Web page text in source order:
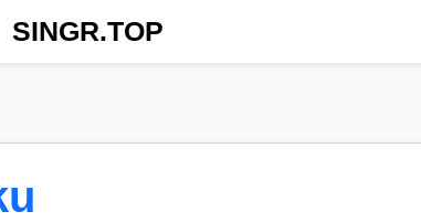
SINGR.TOP